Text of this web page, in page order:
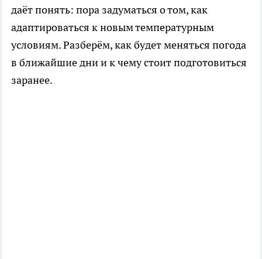
даёт понять: пора задуматься о том, как
адаптироваться к новым температурным
условиям. Разберём, как будет меняться погода
в ближайшие дни и к чему стоит подготовиться
заранее.